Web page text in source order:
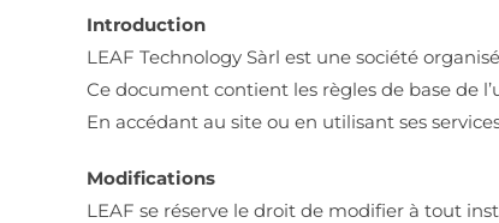
Introduction
LEAF Technology Sàrl est une société
Ce document contient les règles de base de
En accédant au site ou en utilisant ses
Modifications
LEAF se réserve le droit de modifier à tout